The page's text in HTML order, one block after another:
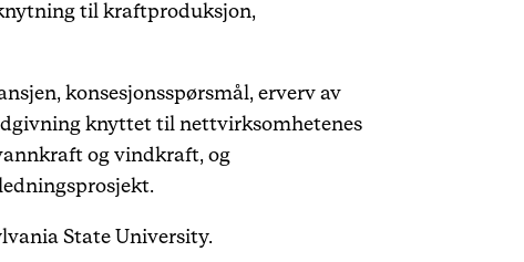
til kraftproduksjon,
konsesjons­spørsmål, erverv av
knyttet til nettvirksomhetenes
og vindkraft, og
State University.